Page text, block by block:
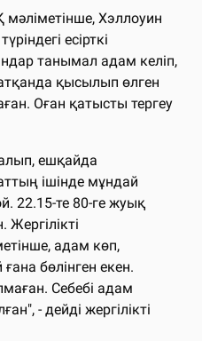
мәліметінше, Хэллоуин
есірткі
танымал адам келіп,
қысылып өлген
Оған қатысты тергеу
ешқайда
ішінде мұндай
22.15-те 80-ге жуық
адам көп,
бөлінген екен.
Себебі адам
- дейді жергілікті